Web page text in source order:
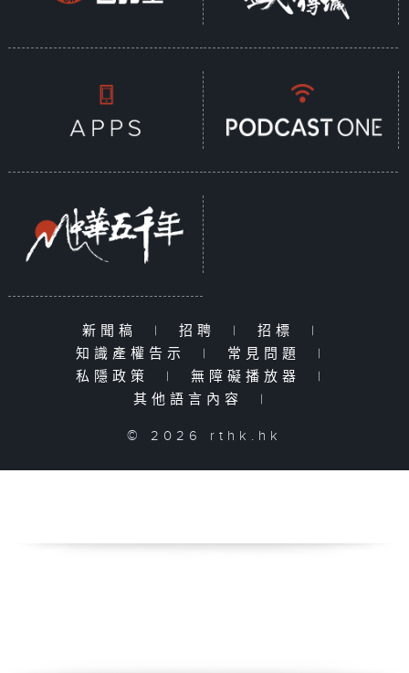
新聞稿 | 招聘 | 招標
|
知識產權告示
| 常見問題
|
私隱政策
| 無障礙播放器
|
其他語言內容
|
© 2026 rthk.hk